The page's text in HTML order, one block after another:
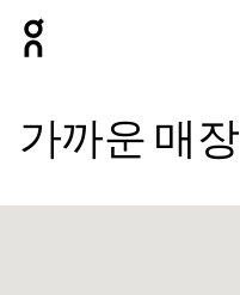
가까운 매장